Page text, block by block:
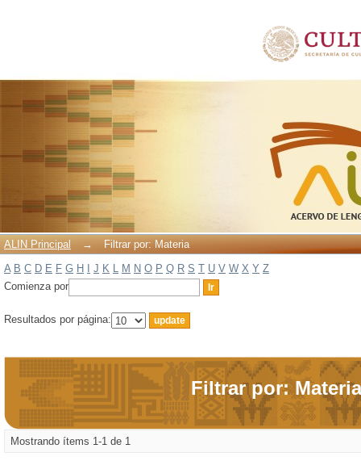
ALIN Principal →
Filtrar por: Materia
A B C D E F G H J K L M N O P Q R S T U V W X Y Z
Comienza por
Resultados por página:
Filtrar por: Materia
Mostrando ítems 1-1 de 1